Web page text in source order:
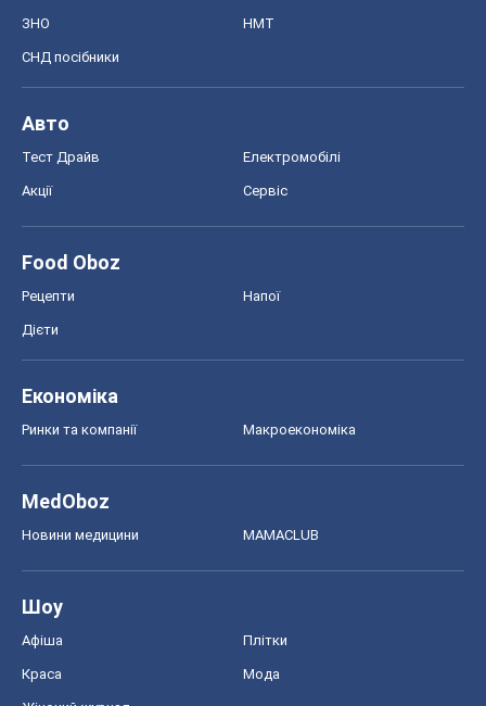
ЗНО НМТ
СНД посібники
Авто
Тест Драйв Електромобілі
Акції Сервіс
Food Oboz
Рецепти Напої
Дієти
Економіка
Ринки та компанії Макроекономіка
MedOboz
Новини медицини MAMACLUB
Шоу
Афіша Плітки
Краса Мода